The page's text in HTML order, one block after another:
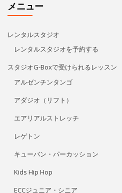
メニュー
レンタルスタジオ
レンタルスタジオを予約する
スタジオG-Boxで受けられるレッスン
アルゼンチンタンゴ
アダジオ（リフト）
エアリアルストレッチ
レゲトン
キューバン・パーカッション
Kids Hip Hop
ECCジュニア・シニア